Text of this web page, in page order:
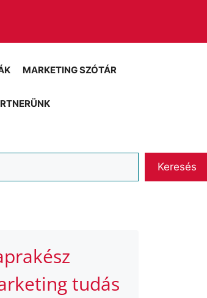
MARKETING SZÓTÁR
Keresés
tudás